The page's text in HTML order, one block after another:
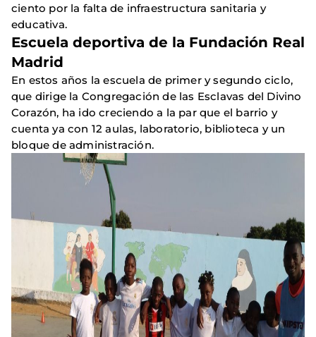
ciento por la falta de infraestructura sanitaria y
educativa.
Escuela deportiva de la Fundación Real
Madrid
En estos años la escuela de primer y segundo ciclo,
que dirige la Congregación de las Esclavas del Divino
Corazón, ha ido creciendo a la par que el barrio y
cuenta ya con 12 aulas, laboratorio, biblioteca y un
bloque de administración.